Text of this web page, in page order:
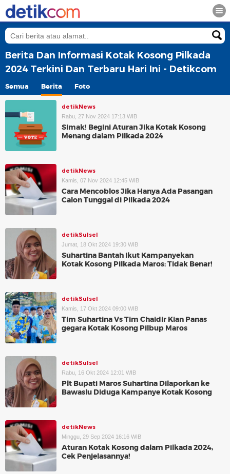
Berita Dan Informasi Kotak Kosong Pilkada
2024 Terkini Dan Terbaru Hari Ini - Detikcom
Semua Berita Foto
detikNews
Rabu, 27 Nov 2024 17:13 WIB
Simak! Begini Aturan Jika Kotak Kosong
Menang dalam Pilkada 2024
detikNews
Kamis, 07 Nov 2024 12:45 WIB
Cara Mencoblos Jika Hanya Ada Pasangan
Calon Tunggal di Pilkada 2024
detikSulsel
Jumat, 18 Okt 2024 19:30 WIB
Suhartina Bantah Ikut Kampanyekan
Kotak Kosong Pilkada Maros: Tidak Benar!
detikSulsel
Kamis, 17 Okt 2024 09:00 WIB
Tim Suhartina Vs Tim Chaidir Kian Panas
gegara Kotak Kosong Pilbup Maros
detikSulsel
Rabu, 16 Okt 2024 12:01 WIB
Plt Bupati Maros Suhartina Dilaporkan ke
Bawaslu Diduga Kampanye Kotak Kosong
detikNews
Minggu, 29 Sep 2024 16:16 WIB
Aturan Kotak Kosong dalam Pilkada 2024,
Cek Penjelasannya!